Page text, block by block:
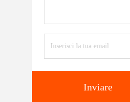
Inviare